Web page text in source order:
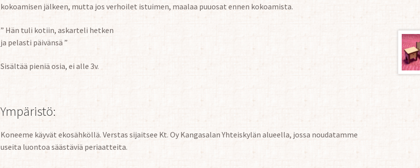
kokoamisen jälkeen, mutta jos verhoilet istuimen, maalaa puuosat ennen kokoamista.
” Hän tuli kotiin, askarteli hetken
ja pelasti päivänsä ”
Sisältää pieniä osia, ei alle 3v.
Ympäristö:
Koneeme käyvät ekosähköllä. Verstas sijaitsee Kt. Oy Kangasalan Yhteiskylän alueella, jossa noudatamme
useita luontoa säästäviä periaatteita.